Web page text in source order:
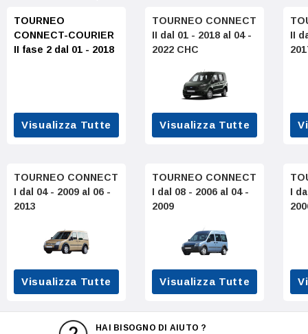
TOURNEO
CONNECT-COURIER
II fase 2 dal 01 - 2018
Visualizza Tutte
TOURNEO CONNECT
II dal 01 - 2018 al 04 -
2022 CHC
Visualizza Tutte
II
TOURNEO CONNECT
I dal 04 - 2009 al 06 -
2013
Visualizza Tutte
TOURNEO CONNECT
I dal 08 - 2006 al 04 -
2009
Visualizza Tutte
I
HAI BISOGNO DI AIUTO ?